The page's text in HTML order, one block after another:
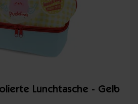
Lunchtasche - Gelb